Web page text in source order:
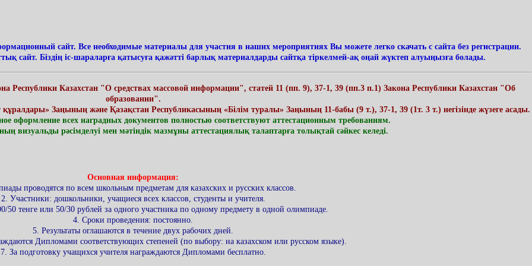
сайт. Все необходимые материалы для участия в наших мероприятиях Вы можете легко скачать с сайта без регистрации.
сайт. Біздің іс-шараларға қатысуға қажәтті барлық материалдарды сайтқа тіркелмей-ақ оңай жүктеп алуыңызға болады.
Республики Казахстан "О средствах массовой информации", статей 11 (пп. 9), 37-1, 39 (пп.3 п.1) Закона Республики Казахстан "Об
образовании".
Заңының және Қазақстан Республикасының «Білім туралы» Заңының 11-бабы (9 т.), 37-1, 39 (1т. 3 т.) негізінде жүзеге асады.
оформление всех наградных документов полностью соответствуют аттестационным требованиям.
визуальды рәсімделуі мен мәтіндік мазмұны аттестациялық талаптарға толықтай сәйкес келеді.
Основная информация:
проводятся по всем школьным предметам для казахских и русских классов.
2. Участники: дошкольники, учащиеся всех классов, студенты и учителя.
50 тенге или 50/30 рублей за одного участника по одному предмету в одной олимпиаде.
4. Сроки проведения: постоянно.
5. Результаты оглашаются в течение двух рабочих дней.
Дипломами соответствующих степеней (по выбору: на казахском или русском языке).
7. За подготовку учащихся учителя награждаются Дипломами бесплатно.